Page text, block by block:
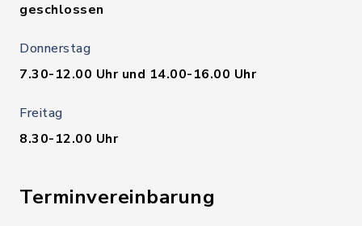
geschlossen
Donnerstag
7.30-12.00 Uhr und 14.00-16.00 Uhr
Freitag
8.30-12.00 Uhr
Terminvereinbarung